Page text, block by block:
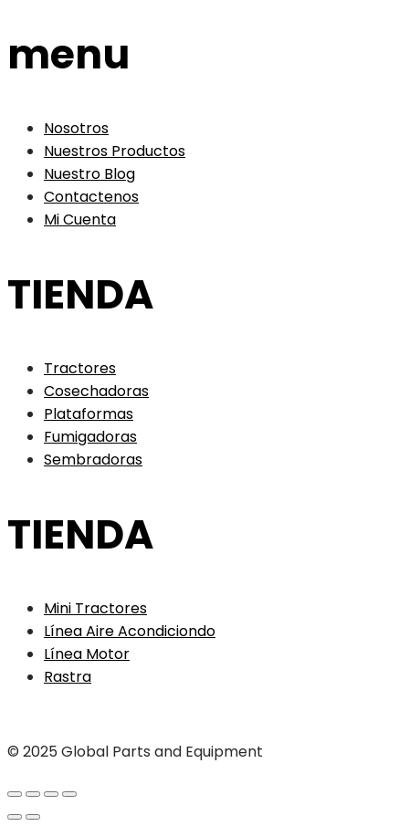
menu
Nosotros
Nuestros Productos
Nuestro Blog
Contactenos
Mi Cuenta
TIENDA
Tractores
Cosechadoras
Plataformas
Fumigadoras
Sembradoras
TIENDA
Mini Tractores
Línea Aire Acondiciondo
Línea Motor
Rastra
© 2025 Global Parts and Equipment